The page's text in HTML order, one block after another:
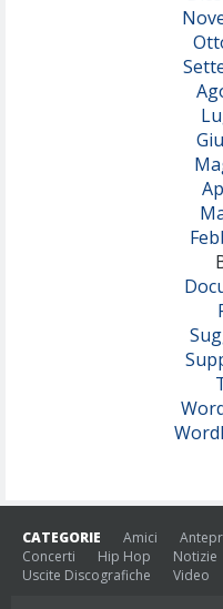
CATEGORIE Amici
Concerti
Hip Hop Notizie
Uscite Discografiche
Video